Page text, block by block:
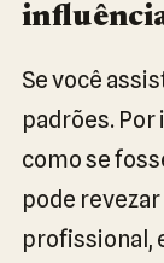
Se você
padrões. Por
como se
pode
profissional,